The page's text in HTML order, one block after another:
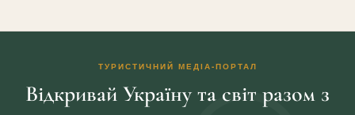
ТУРИСТИЧНИЙ МЕДІА-ПОРТАЛ
Відкривай Україну та світ разом з